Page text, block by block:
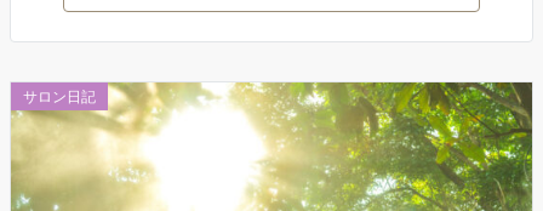
サロン日記